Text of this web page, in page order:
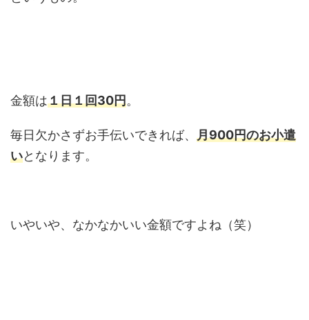
金額は１日１回30円。
毎日欠かさずお手伝いできれば、 月900円のお小遣
いとなります。
いやいや、なかなかいい金額ですよね（笑）